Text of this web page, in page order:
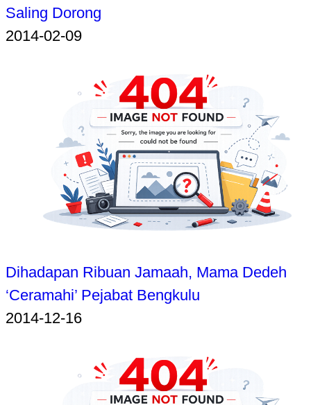
Saling Dorong
2014-02-09
Dihadapan Ribuan Jamaah, Mama Dedeh
‘Ceramahi’ Pejabat Bengkulu
2014-12-16